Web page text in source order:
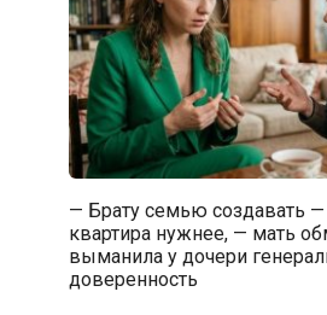
— Брату семью создавать
квартира нужнее, — мать
выманила у дочери
доверенность